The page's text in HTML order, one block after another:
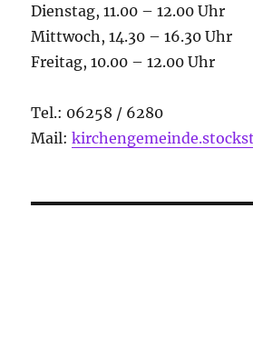
Dienstag, 11.00 – 12.00 Uhr
Mittwoch, 14.30 – 16.30 Uhr
Freitag, 10.00 – 12.00 Uhr
Tel.: 06258 / 6280
Mail: